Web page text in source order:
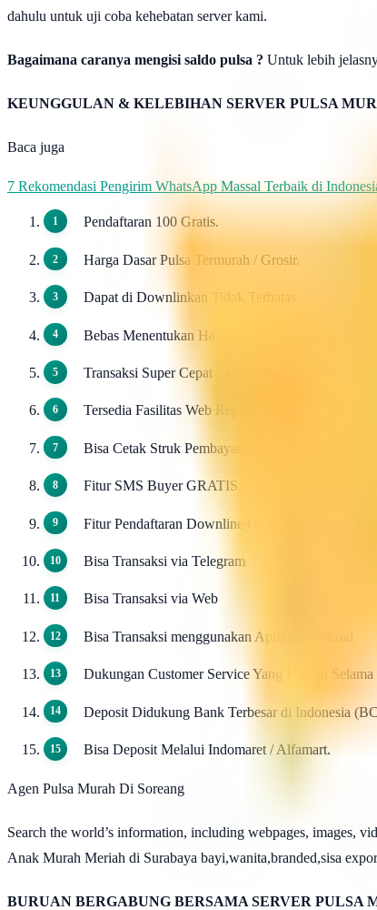
dahulu untuk uji coba kehebatan server kami.
Bagaimana caranya mengisi saldo pulsa ? Untuk lebih
KEUNGGULAN & KELEBIHAN SERVER PULSA
Baca juga
7 Rekomendasi Pengirim WhatsApp Massal Terbaik di
Pendaftaran 100 Gratis.
Harga Dasar Pulsa Termurah / Grosir.
Dapat di Downlinkan Tidak Terbatas.
Bebas Menentukan Harga Ke Downline.
Transaksi Super Cepat 24 Jam Non Stop.
Tersedia Fasilitas Web Report.
Bisa Cetak Struk Pembayaran.
Fitur SMS Buyer GRATIS.
Fitur Pendaftaran Downline Otomatis / AutoReg
Bisa Transaksi via Telegram
Bisa Transaksi via Web
Bisa Transaksi menggunakan Aplikasi Android
Dukungan Customer Service Yang Handal Selama
Deposit Didukung Bank Terbesar di Indonesia
Bisa Deposit Melalui Indomaret / Alfamart.
Agen Pulsa Murah Di Soreang
Search the world’s information, including webpages, images,
Anak Murah Meriah di Surabaya bayi,wanita,branded,sisa
BURUAN BERGABUNG BERSAMA SERVER